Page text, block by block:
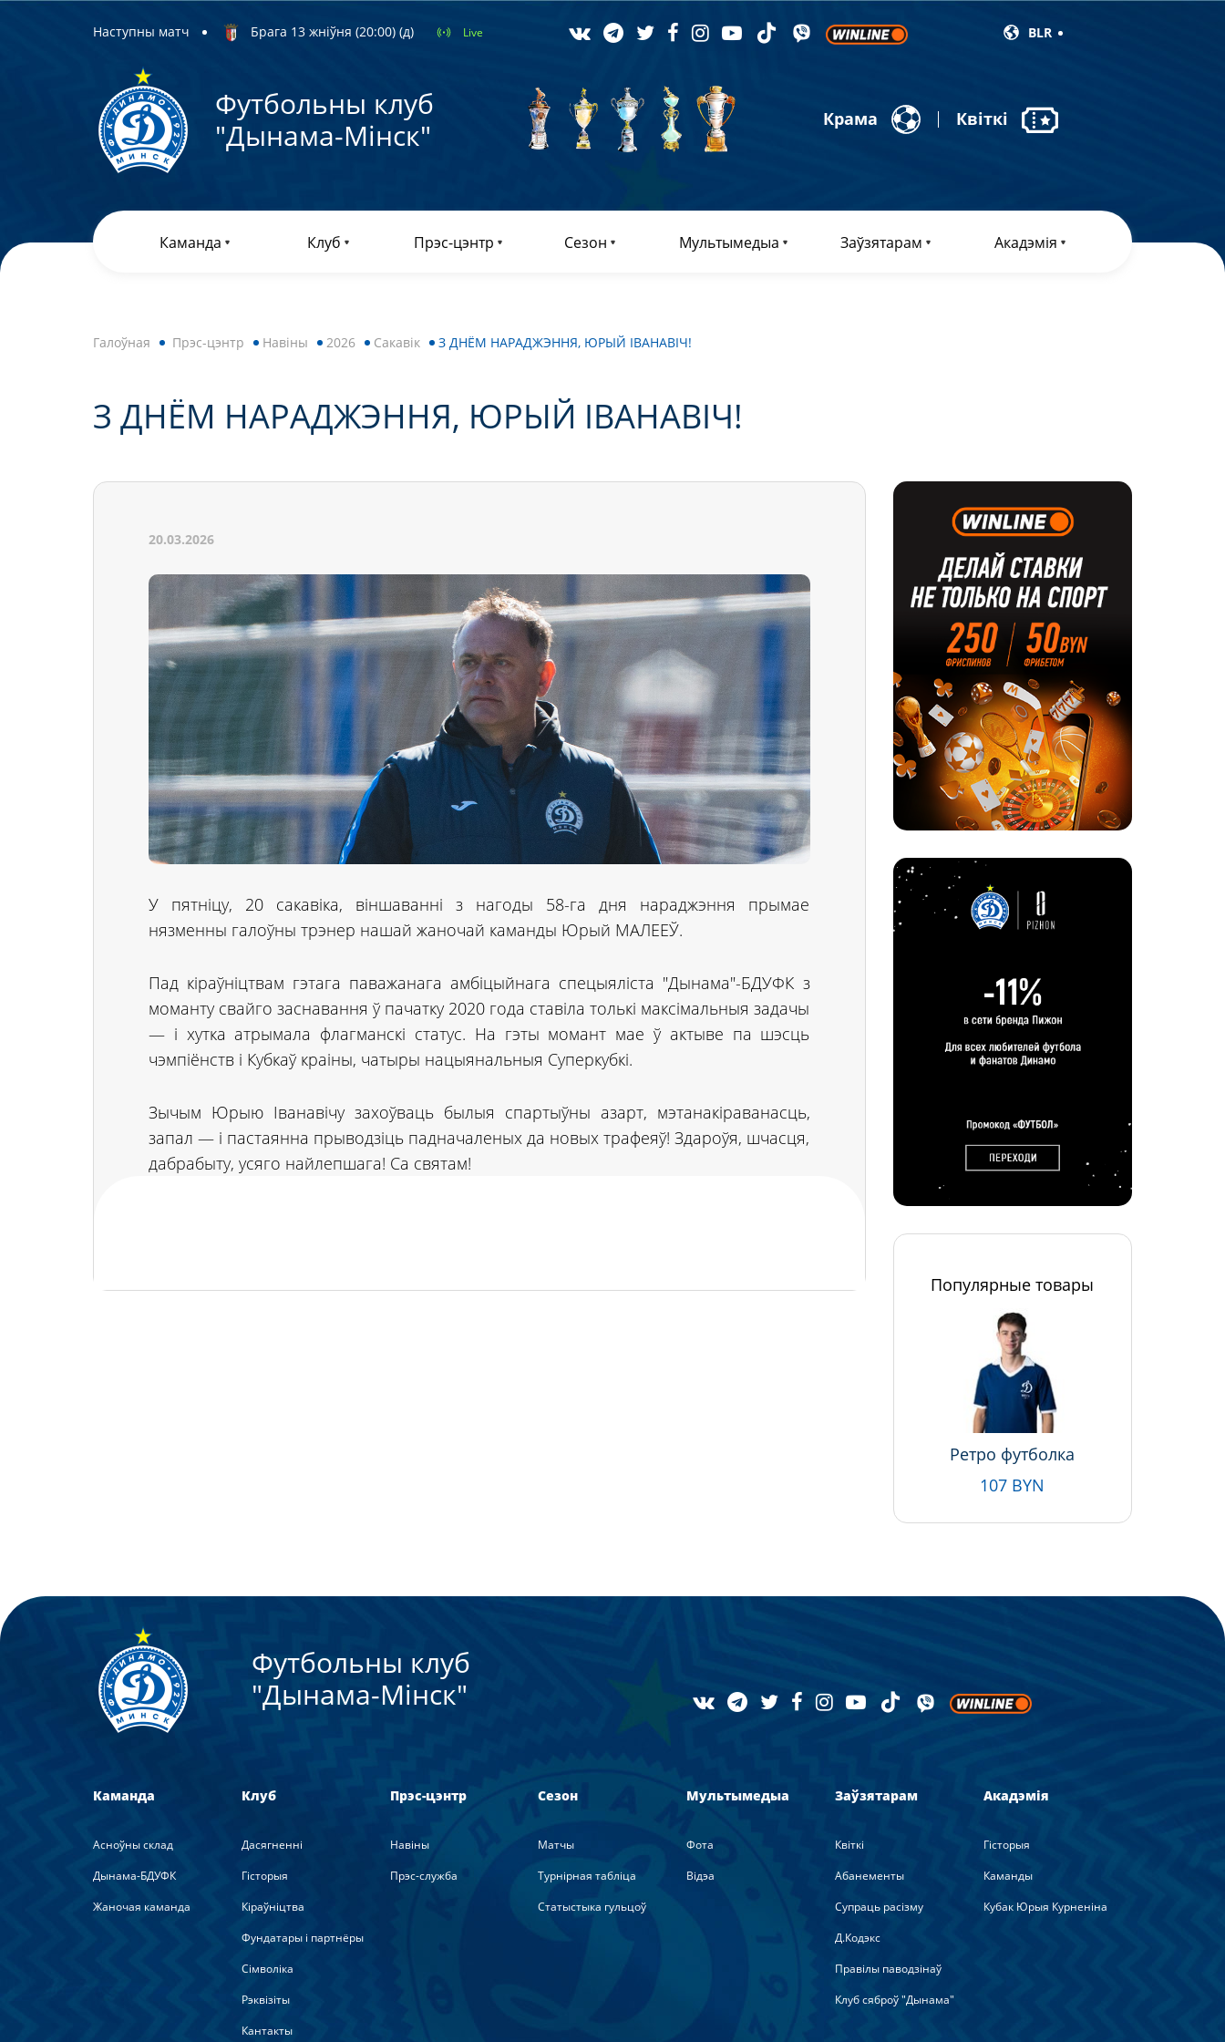
Наступны матч Брага 13 жніўня (20:00) (д) Live BLR
Футбольны клуб
"Дынама-Мiнск"
Крама Квіткі
Каманда Клуб Прэс-цэнтр Сезон Мультымедыа Заўзятарам Акадэмія
Галоўная Прэс-цэнтр Навiны 2026 Сакавік З ДНЁМ НАРАДЖЭННЯ, ЮРЫЙ ІВАНАВІЧ!
З ДНЁМ НАРАДЖЭННЯ, ЮРЫЙ ІВАНАВІЧ!
20.03.2026
У пятніцу, 20 сакавіка, віншаванні з нагоды 58-га дня нараджэння прымае
нязменны галоўны трэнер нашай жаночай каманды Юрый МАЛЕЕЎ.
Пад кіраўніцтвам гэтага паважанага амбіцыйнага спецыяліста "Дынама"-БДУФК з
моманту свайго заснавання ў пачатку 2020 года ставіла толькі максімальныя задачы
— і хутка атрымала флагманскі статус. На гэты момант мае ў актыве па шэсць
чэмпіёнств і Кубкаў краіны, чатыры нацыянальныя Суперкубкі.
Зычым Юрыю Іванавічу захоўваць былыя спартыўны азарт, мэтанакіраванасць,
запал — і пастаянна прыводзіць падначаленых да новых трафеяў! Здароўя, шчасця,
дабрабыту, усяго найлепшага! Са святам!
Популярные товары
Ретро футболка
107 BYN
Футбольны клуб
"Дынама-Мiнск"
Каманда
Асноўны склад
Дынама-БДУФК
Жаночая каманда
Клуб
Дасягненні
Гісторыя
Кіраўніцтва
Фундатары і партнёры
Сімволіка
Рэквізіты
Кантакты
Прэс-цэнтр
Навiны
Прэс-служба
Сезон
Матчы
Турнірная табліца
Статыстыка гульцоў
Мультымедыа
Фота
Вiдэа
Заўзятарам
Квіткі
Абанементы
Супраць расізму
Д.Кодэкс
Правілы паводзінаў
Клуб сяброў "Дынама"
Акадэмія
Гісторыя
Каманды
Кубак Юрыя Курненіна